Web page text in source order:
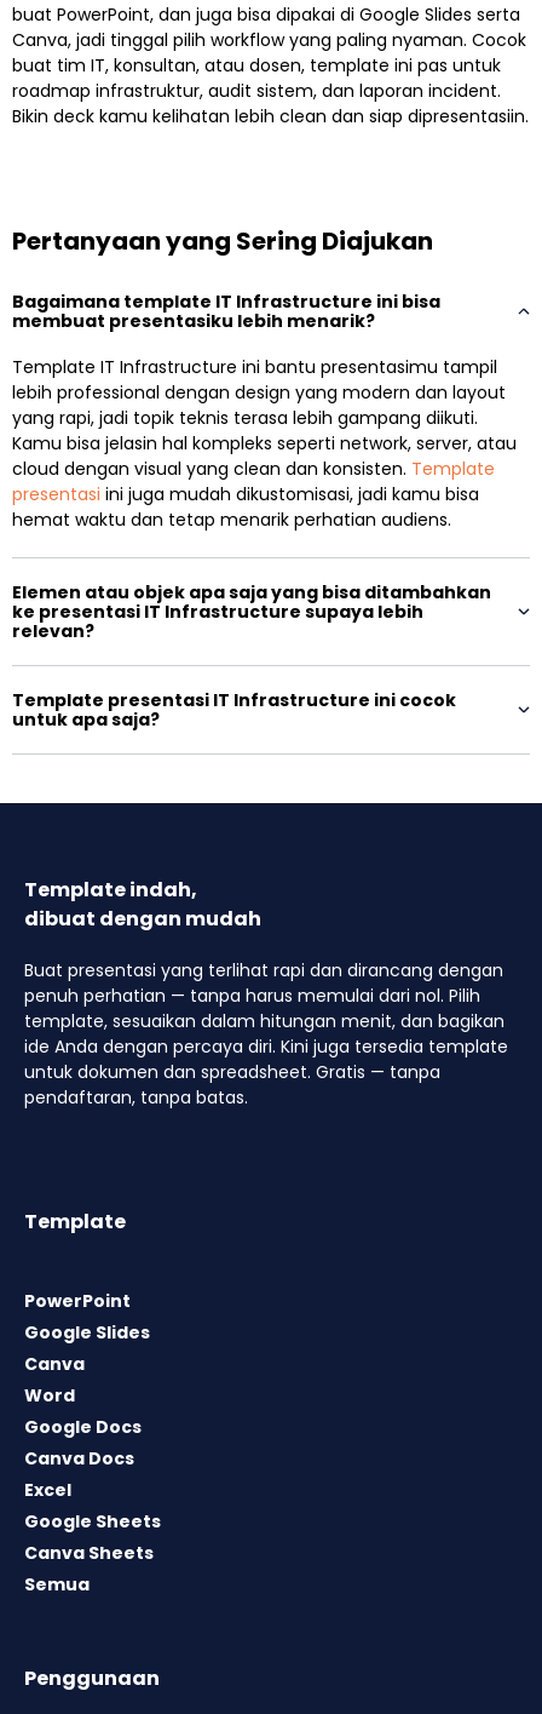
buat PowerPoint, dan juga bisa dipakai di Google Slides serta
Canva, jadi tinggal pilih workflow yang paling nyaman. Cocok
buat tim IT, konsultan, atau dosen, template ini pas untuk
roadmap infrastruktur, audit sistem, dan laporan incident.
Bikin deck kamu kelihatan lebih clean dan siap dipresentasiin.
Pertanyaan yang Sering Diajukan
Bagaimana template IT Infrastructure ini bisa
membuat presentasiku lebih menarik?
Template IT Infrastructure ini bantu presentasimu tampil
lebih professional dengan design yang modern dan layout
yang rapi, jadi topik teknis terasa lebih gampang diikuti.
Kamu bisa jelasin hal kompleks seperti network, server, atau
cloud dengan visual yang clean dan konsisten. Template
presentasi ini juga mudah dikustomisasi, jadi kamu bisa
hemat waktu dan tetap menarik perhatian audiens.
Elemen atau objek apa saja yang bisa ditambahkan
ke presentasi IT Infrastructure supaya lebih
relevan?
Template presentasi IT Infrastructure ini cocok
untuk apa saja?
Template indah,
dibuat dengan mudah
Buat presentasi yang terlihat rapi dan dirancang dengan
penuh perhatian — tanpa harus memulai dari nol. Pilih
template, sesuaikan dalam hitungan menit, dan bagikan
ide Anda dengan percaya diri. Kini juga tersedia template
untuk dokumen dan spreadsheet. Gratis — tanpa
pendaftaran, tanpa batas.
Template
PowerPoint
Google Slides
Canva
Word
Google Docs
Canva Docs
Excel
Google Sheets
Canva Sheets
Semua
Penggunaan